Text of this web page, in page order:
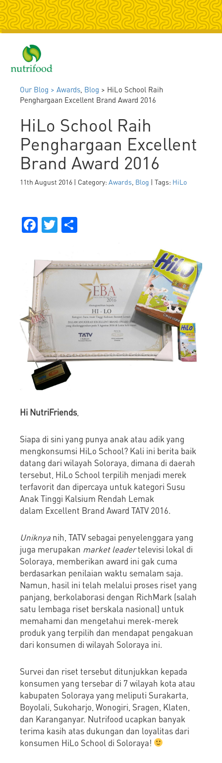
Our Blog > Awards, Blog > HiLo School Raih
Penghargaan Excellent Brand Award 2016
HiLo School Raih
Penghargaan Excellent
Brand Award 2016
11th August 2016 | Category: Awards Blog | Tags: HiLo
Facebook
Twitter
Hi NutriFriends,
Siapa di sini yang punya anak atau adik yang
mengkonsumsi HiLo School? Kali ini berita baik
datang dari wilayah Soloraya, dimana di daerah
tersebut, HiLo School terpilih menjadi merek
terfavorit dan dipercaya untuk kategori Susu
Anak Tinggi Kalsium Rendah Lemak
dalam Excellent Brand Award TATV 2016.
Uniknya nih, TATV sebagai penyelenggara yang
juga merupakan market leadertelevisi lokal di
Soloraya, memberikan award ini gak cuma
berdasarkan penilaian waktu semalam saja.
Namun, hasil ini telah melalui proses riset yang
panjang, berkolaborasi dengan RichMark (salah
satu lembaga riset berskala nasional) untuk
memahami dan mengetahui merek-merek
produk yang terpilih dan mendapat pengakuan
dari konsumen di wilayah Soloraya ini.
Survei dan riset tersebut ditunjukkan kepada
konsumen yang tersebar di 7 wilayah kota atau
kabupaten Soloraya yang meliputi Surakarta,
Boyolali, Sukoharjo, Wonogiri, Sragen, Klaten,
dan Karanganyar. Nutrifood ucapkan banyak
terima kasih atas dukungan dan loyalitas dari
konsumen HiLo School di Soloraya!